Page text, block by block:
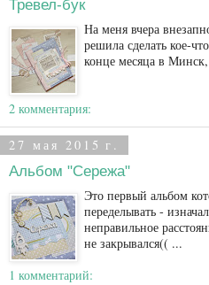
Тревел-бук
На меня вчера
решила сделать кое-
конце месяца в Минск,
2 комментария:
27 мая 2015 г.
Альбом "Сережа"
Это первый альбом
переделывать -
неправильное
не закрывался(( ...
1 комментарий: